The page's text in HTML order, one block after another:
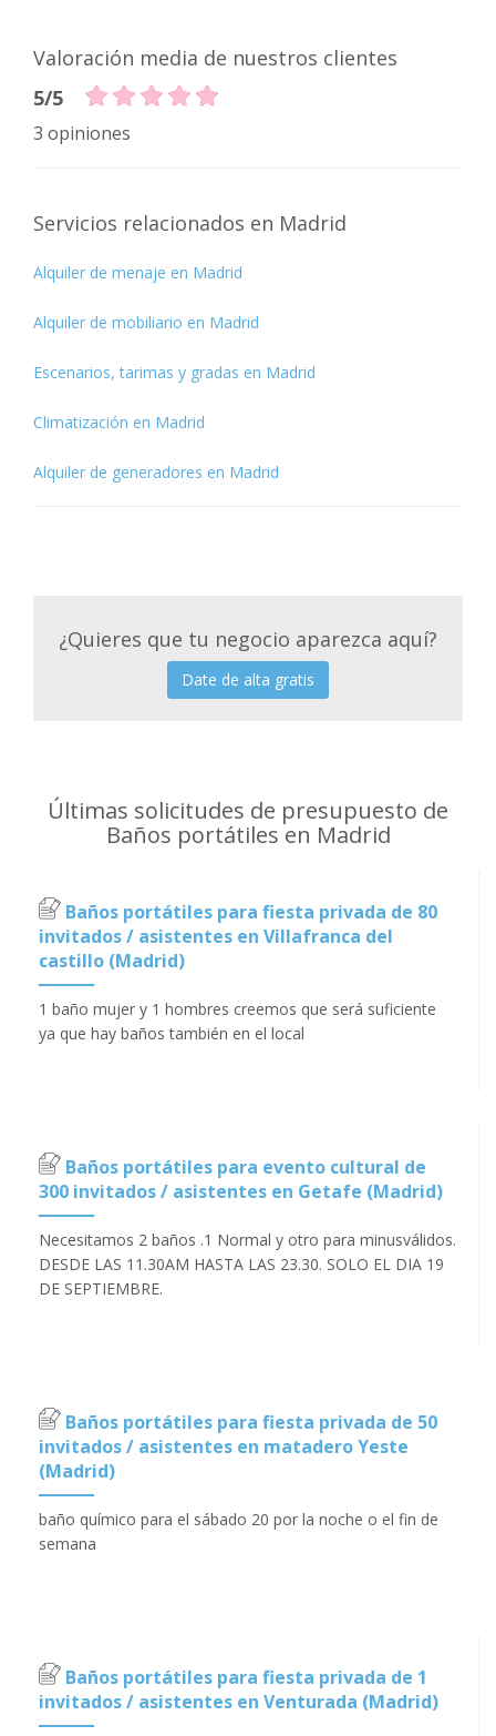
Valoración media de nuestros clientes
5/5
3 opiniones
Servicios relacionados en Madrid
Alquiler de menaje en Madrid
Alquiler de mobiliario en Madrid
Escenarios, tarimas y gradas en Madrid
Climatización en Madrid
Alquiler de generadores en Madrid
¿Quieres que tu negocio aparezca aquí?
Date de alta gratis
Últimas solicitudes de presupuesto de
Baños portátiles en Madrid
Baños portátiles para fiesta privada de 80
invitados / asistentes en Villafranca del
castillo (Madrid)
1 baño mujer y 1 hombres creemos que será suficiente
ya que hay baños también en el local
Baños portátiles para evento cultural de
300 invitados / asistentes en Getafe (Madrid)
Necesitamos 2 baños .1 Normal y otro para minusválidos.
DESDE LAS 11.30AM HASTA LAS 23.30. SOLO EL DIA 19
DE SEPTIEMBRE.
Baños portátiles para fiesta privada de 50
invitados / asistentes en matadero Yeste
(Madrid)
baño químico para el sábado 20 por la noche o el fin de
semana
Baños portátiles para fiesta privada de 1
invitados / asistentes en Venturada (Madrid)